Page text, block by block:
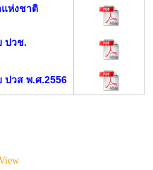
ห่งชาติ
ปวช.
วส พ.ศ.2556